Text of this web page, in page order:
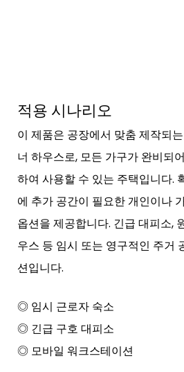
적용 시나리오
이 제품은 공장에서 맞춤 제작되
너 하우스로, 모든 가구가 완비되
하여 사용할 수 있는 주택입니다.
에 추가 공간이 필요한 개인이나
옵션을 제공합니다. 긴급 대피소,
우스 등 임시 또는 영구적인 주거
션입니다.
◎ 임시 근로자 숙소
◎ 긴급 구호 대피소
◎ 모바일 워크스테이션